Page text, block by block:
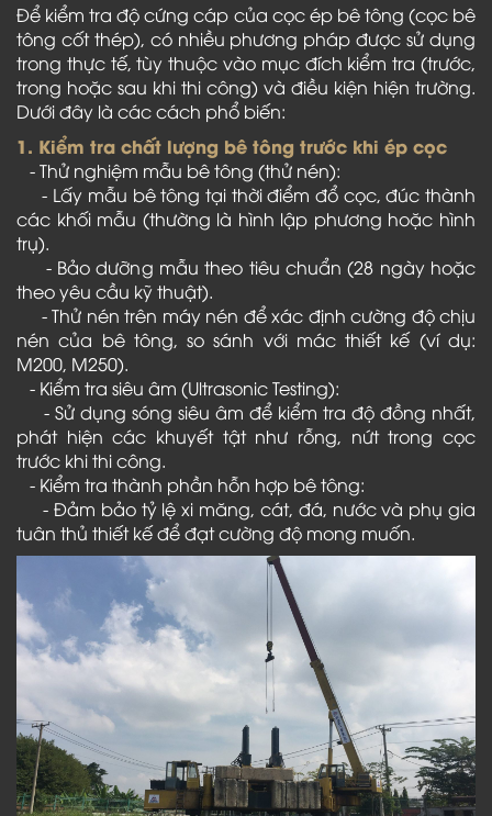
Để kiểm tra độ cứng cáp của cọc ép bê tông (cọc bê
tông cốt thép), có nhiều phương pháp được sử dụng
trong thực tế, tùy thuộc vào mục đích kiểm tra (trước,
trong hoặc sau khi thi công) và điều kiện hiện trường.
Dưới đây là các cách phổ biến:
1. Kiểm tra chất lượng bê tông trước khi ép cọc
- Thử nghiệm mẫu bê tông (thử nén):
- Lấy mẫu bê tông tại thời điểm đổ cọc, đúc thành
các khối mẫu (thường là hình lập phương hoặc hình
trụ).
- Bảo dưỡng mẫu theo tiêu chuẩn (28 ngày hoặc
theo yêu cầu kỹ thuật).
- Thử nén trên máy nén để xác định cường độ chịu
nén của bê tông, so sánh với mác thiết kế (ví dụ:
M200, M250).
- Kiểm tra siêu âm (Ultrasonic Testing):
- Sử dụng sóng siêu âm để kiểm tra độ đồng nhất,
phát hiện các khuyết tật như rỗng, nứt trong cọc
trước khi thi công.
- Kiểm tra thành phần hỗn hợp bê tông:
- Đảm bảo tỷ lệ xi măng, cát, đá, nước và phụ gia
tuân thủ thiết kế để đạt cường độ mong muốn.